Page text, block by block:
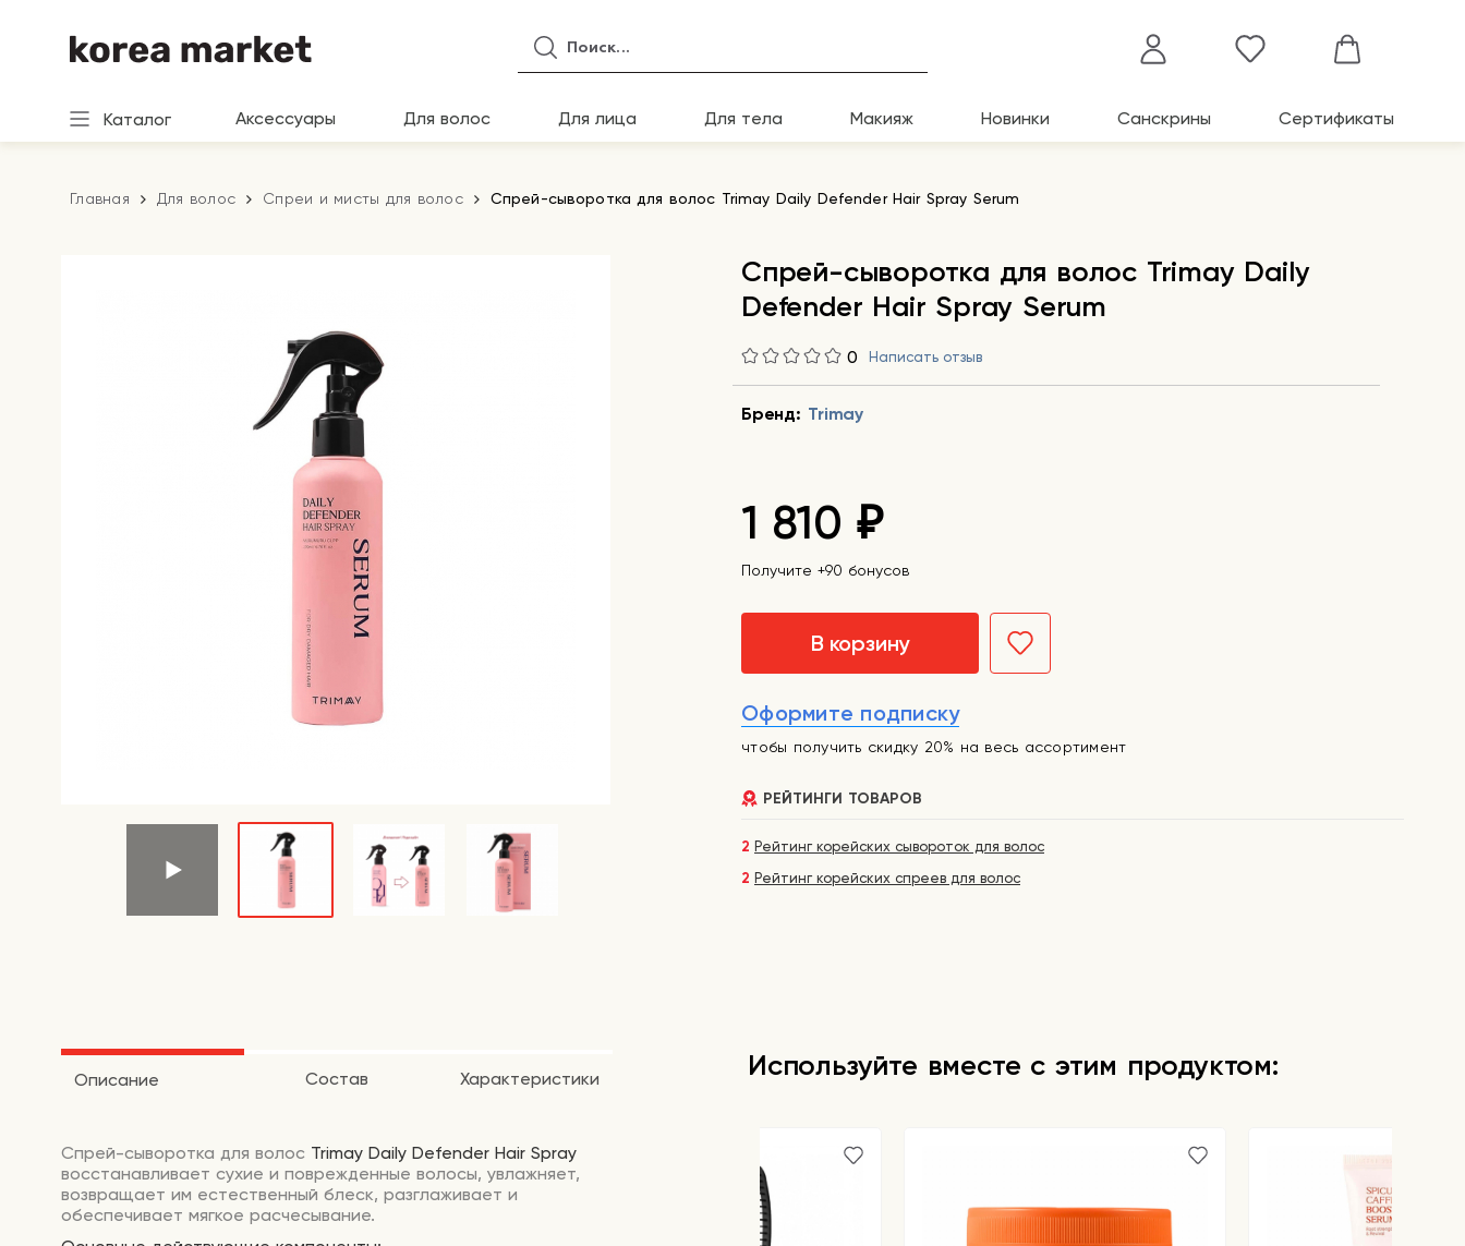
Каталог Аксессуары Для волос Для лица Для тела Макияж Новинки Санскрины Сертификаты
Главная Для волос Спреи и мисты для волос Спрей-сыворотка для волос Trimay Daily Defender Hair Spray Serum
Спрей-сыворотка для волос Trimay Daily
Defender Hair Spray Serum
0 Написать отзыв
Бренд: Trimay
1 810 ₽
Получите +90 бонусов
В корзину
Оформите подписку
чтобы получить скидку 20% на весь ассортимент
РЕЙТИНГИ ТОВАРОВ
2 Рейтинг корейских сывороток для волос
2 Рейтинг корейских спреев для волос
Описание Состав Характеристики
Спрей-сыворотка для волос Trimay Daily Defender Hair Spray
восстанавливает сухие и поврежденные волосы, увлажняет,
возвращает им естественный блеск, разглаживает и
обеспечивает мягкое расчесывание.
Используйте вместе с этим продуктом: